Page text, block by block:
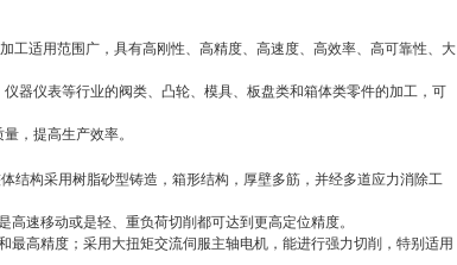
工适用范围广，具有高刚性、高精度、高速度、高效率、高可靠性、大
器仪表等行业的阀类、凸轮、模具、板盘类和箱体类零件的加工，可
，提高生产效率。
结构采用树脂砂型铸造，箱形结构，厚壁多筋，并经多道应力消除工
高速移动或是轻、重负荷切削都可达到更高定位精度。
最高精度；采用大扭矩交流伺服主轴电机，能进行强力切削，特别适用